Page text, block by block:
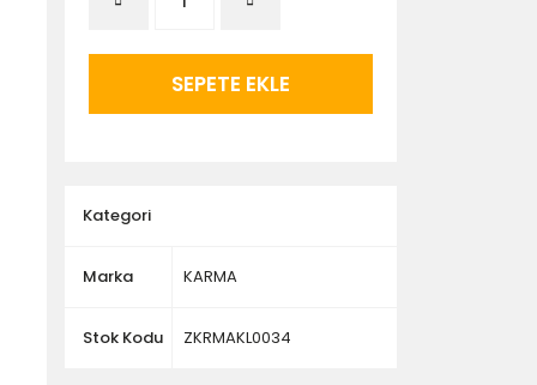
SEPETE EKLE
Kategori
Marka KARMA
Stok Kodu ZKRMAKL0034